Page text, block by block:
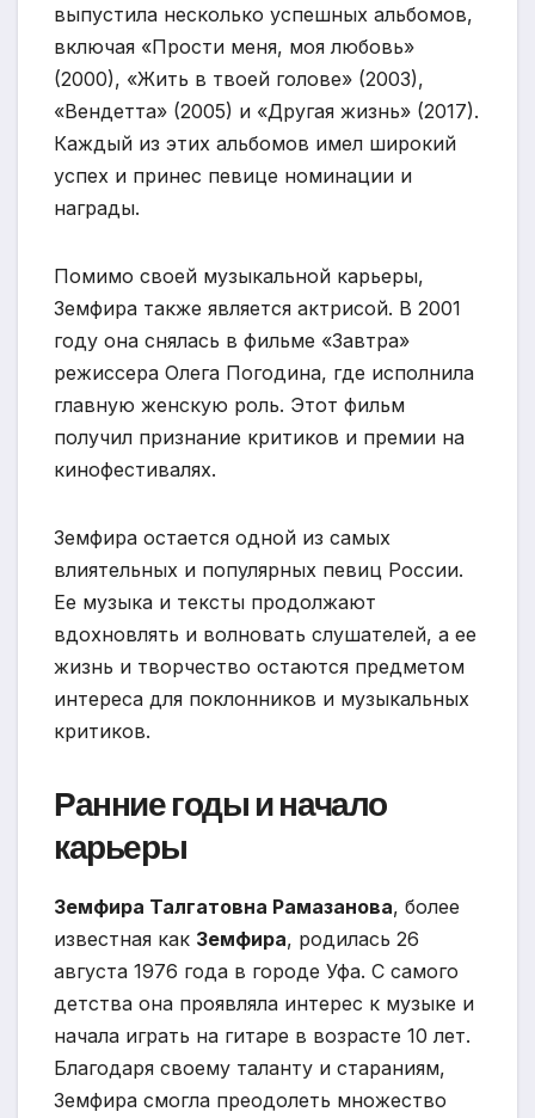
выпустила несколько успешных альбомов,
включая «Прости меня, моя любовь»
(2000), «Жить в твоей голове» (2003),
«Вендетта» (2005) и «Другая жизнь» (2017).
Каждый из этих альбомов имел широкий
успех и принес певице номинации и
награды.
Помимо своей музыкальной карьеры,
Земфира также является актрисой. В 2001
году она снялась в фильме «Завтра»
режиссера Олега Погодина, где исполнила
главную женскую роль. Этот фильм
получил признание критиков и премии на
кинофестивалях.
Земфира остается одной из самых
влиятельных и популярных певиц России.
Ее музыка и тексты продолжают
вдохновлять и волновать слушателей, а ее
жизнь и творчество остаются предметом
интереса для поклонников и музыкальных
критиков.
Ранние годы и начало
карьеры
Земфира Талгатовна Рамазанова, более
известная как Земфира, родилась 26
августа 1976 года в городе Уфа. С самого
детства она проявляла интерес к музыке и
начала играть на гитаре в возрасте 10 лет.
Благодаря своему таланту и стараниям,
Земфира смогла преодолеть множество